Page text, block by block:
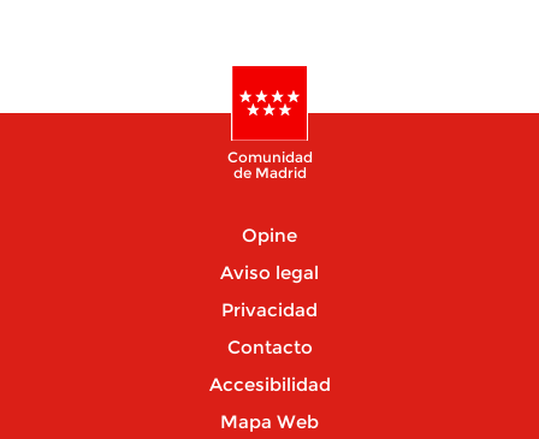
Comunidad
de Madrid
Opine
Aviso legal
Privacidad
Contacto
Accesibilidad
Mapa Web